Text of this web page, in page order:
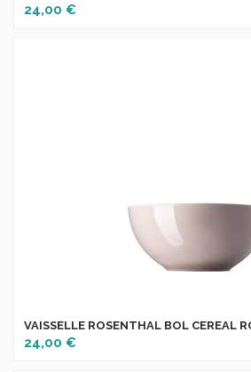
24,00 €
VAISSELLE ROSENTHAL BOL CEREAL
24,00 €